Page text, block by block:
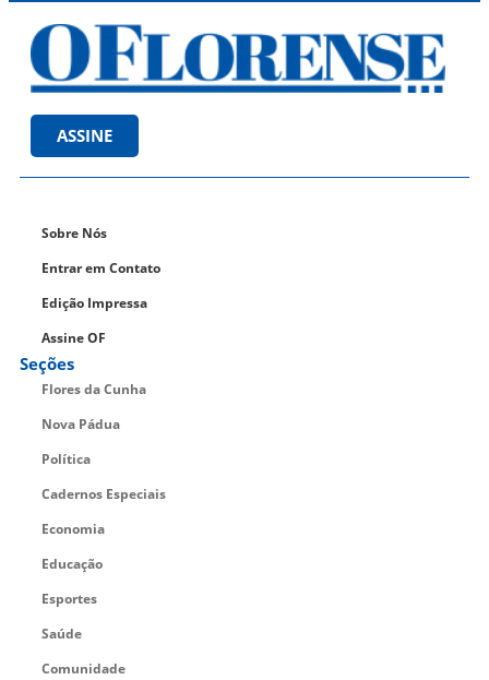
ASSINE
Sobre Nós
Entrar em Contato
Edição Impressa
Assine OF
Seções
Flores da Cunha
Nova Pádua
Política
Cadernos Especiais
Economia
Educação
Esportes
Saúde
Comunidade